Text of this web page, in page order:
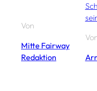
Von
Mitte Fairway
Redaktion